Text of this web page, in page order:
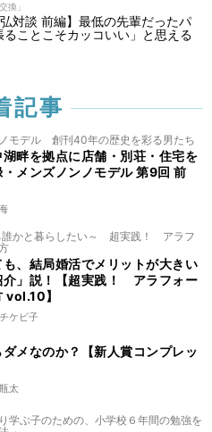
換」
対談 前編】最低の先輩だったパ
ることこそカッコいい」と思える
記事
モデル 創刊40年の歴史を彩る男たち
畔を拠点に店舗・別荘・住宅を
メンズノンノモデル 第9回 前
誰かと暮らしたい～ 超実践！ アラフ
、結局婚活でメリットが大きい
介」説！【超実践！ アラフォー
vol.10】
ケビ子
ダメなのか？【新人賞コンプレッ
太
学ぶ子のための、小学校６年間の勉強を